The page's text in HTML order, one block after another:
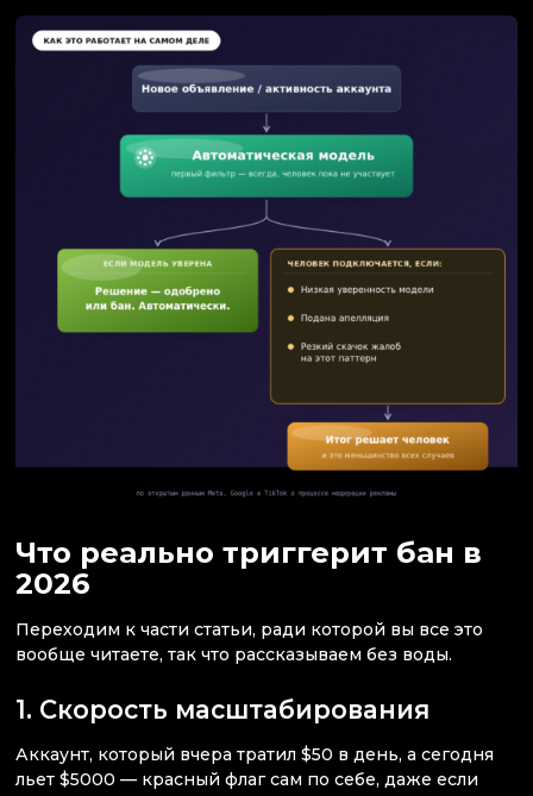
Что реально триггерит бан в
2026
Переходим к части статьи, ради которой вы все это
вообще читаете, так что рассказываем без воды.
1. Скорость масштабирования
Аккаунт, который вчера тратил $50 в день, а сегодня
льет $5000 — красный флаг сам по себе, даже если